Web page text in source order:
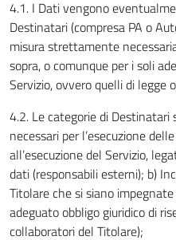
4.1. I Dati vengono
Destinatari (compresa PA o
misura strettamente
sopra, o comunque per i soli
Servizio, ovvero quelli di legge
4.2. Le categorie di
necessari per l’esecuzione
all’esecuzione del Servizio,
dati (responsabili esterni); b)
Titolare che si siano
adeguato obbligo giuridico di
collaboratori del Titolare);